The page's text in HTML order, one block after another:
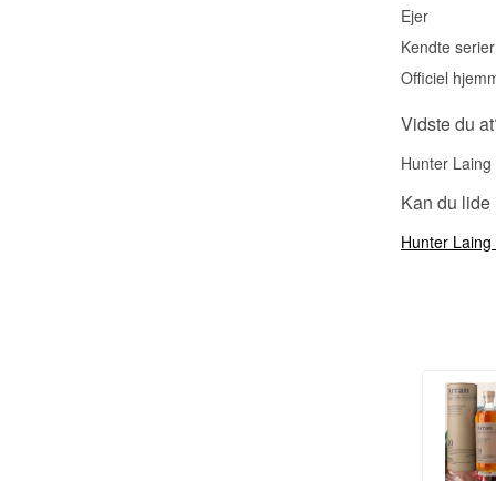
Ejer
Kendte serier
Officiel
Vidste du
Hunter
Kan du
Hunter Laing